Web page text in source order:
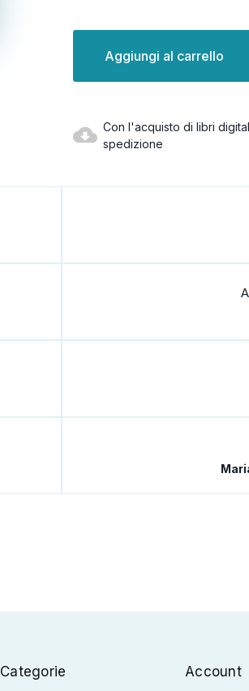
attuale:
Con l'acquisto di libri
spedizione
Categorie Account